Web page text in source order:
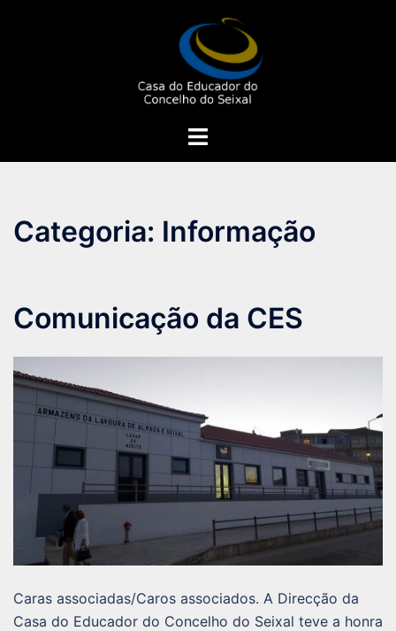
Alternar
Categoria: Informação
Comunicação da CES
Caras associadas/Caros associados. A Direcção da
Casa do Educador do Concelho do Seixal teve a honra